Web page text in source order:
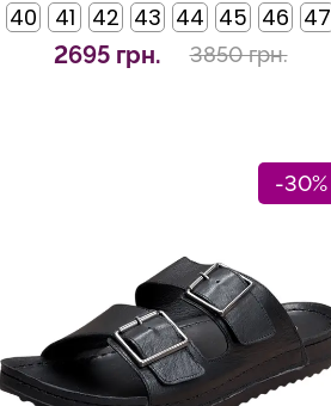
40 41 42 43 44 45 46 47
2695 грн. 3850 грн.
-30%